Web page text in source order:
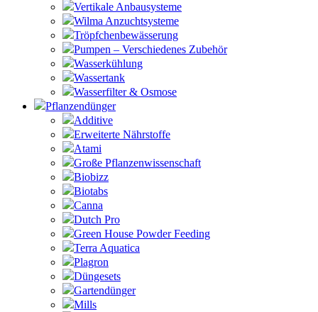
Vertikale Anbausysteme
Wilma Anzuchtsysteme
Tröpfchenbewässerung
Pumpen – Verschiedenes Zubehör
Wasserkühlung
Wassertank
Wasserfilter & Osmose
Pflanzendünger
Additive
Erweiterte Nährstoffe
Atami
Große Pflanzenwissenschaft
Biobizz
Biotabs
Canna
Dutch Pro
Green House Powder Feeding
Terra Aquatica
Plagron
Düngesets
Gartendünger
Mills